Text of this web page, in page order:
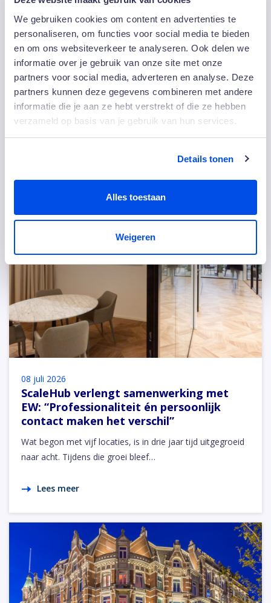
We gebruiken cookies om content en advertenties te
personaliseren, om functies voor social media te bieden
en om ons websiteverkeer te analyseren. Ook delen we
informatie over je gebruik van onze site met onze
partners voor social media, adverteren en analyse. Deze
partners kunnen deze gegevens combineren met andere
informatie die je aan ze hebt verstrekt of die ze hebben
verzameld op basis van je gebruik van hun services.
Details tonen
Alles toestaan
Weigeren
31 juli 2026
“Ik deed gewoon mijn werk, maar kreeg
er iets heel bijzonders voor terug”
Toen haar naam door de zaal klonk, keek Marcelina
Monteiro eerst om zich heen. Ze dacht even…
08 juli 2026
ScaleHub verlengt samenwerking met
EW: “Professionaliteit én persoonlijk
contact maken het verschil”
Wat begon met vijf locaties, is in drie jaar tijd uitgegroeid
naar acht. Tijdens die groei bleef…
Lees meer